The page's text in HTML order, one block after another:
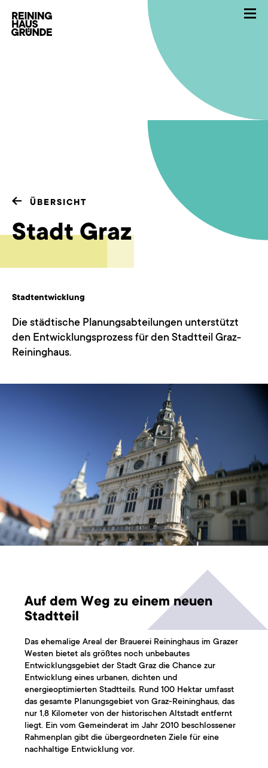
ÜBERSICHT
Stadt Graz
Stadtentwicklung
Die städtische Planungsabteilungen unterstützt
den Entwicklungsprozess für den Stadtteil Graz-
Reininghaus.
Auf dem Weg zu einem neuen
Stadtteil
Das ehemalige Areal der Brauerei Reininghaus im Grazer
Westen bietet als größtes noch unbebautes
Entwicklungsgebiet der Stadt Graz die Chance zur
Entwicklung eines urbanen, dichten und
energieoptimierten Stadtteils. Rund 100 Hektar umfasst
das gesamte Planungsgebiet von Graz-Reininghaus, das
nur 1,8 Kilometer von der historischen Altstadt entfernt
liegt. Ein vom Gemeinderat im Jahr 2010 beschlossener
Rahmenplan gibt die übergeordneten Ziele für eine
nachhaltige Entwicklung vor.